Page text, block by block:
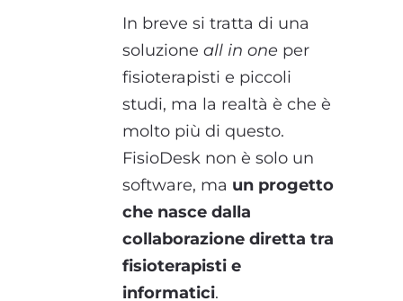
In breve si tratta di una
soluzione all in one per
fisioterapisti e piccoli
studi, ma la realtà è che è
molto più di questo.
FisioDesk non è solo un
software, ma un progetto
che nasce dalla
collaborazione diretta tra
fisioterapisti e
informatici.